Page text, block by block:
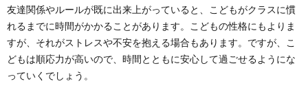
友達関係やルールが既に出来上がっていると、こどもがクラスに慣
れるまでに時間がかかることがあります。こどもの性格にもよりま
すが、それがストレスや不安を抱える場合もあります。ですが、こ
どもは順応力が高いので、時間とともに安心して過ごせるようにな
っていくでしょう。